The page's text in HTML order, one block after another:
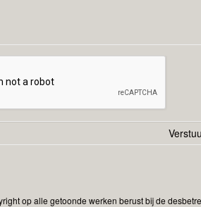
op alle getoonde werken berust bij de